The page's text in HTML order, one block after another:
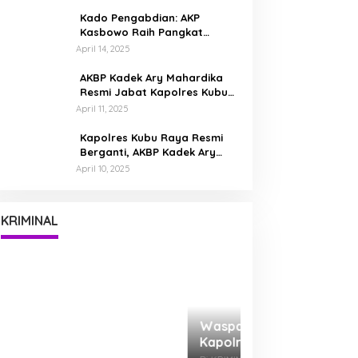
Kado Pengabdian: AKP
Kasbowo Raih Pangkat
Kompol Dua Bulan Jelang
April 14, 2025
AKBP Kadek Ary Mahardika
Resmi Jabat Kapolres Kubu
Raya, Siap Perkuat
Masyarakat
April 11, 2025
Kapolres Kubu Raya Resmi
Berganti, AKBP Kadek Ary
Mahardika Disambut Tradisi
April 10, 2025
KRIMINAL
Tak Mudah Percaya Tawaran
Digital
Di KRIMINAL